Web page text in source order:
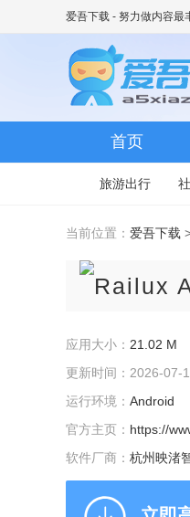
爱吾下载 - 努力做内容最
首页
旅游出行
当前位置： 爱吾下载
应用大小： 21.02 M
更新时间：2026-07-
运行环境： Android
官方主页： https://
软件厂商： 杭州映渚